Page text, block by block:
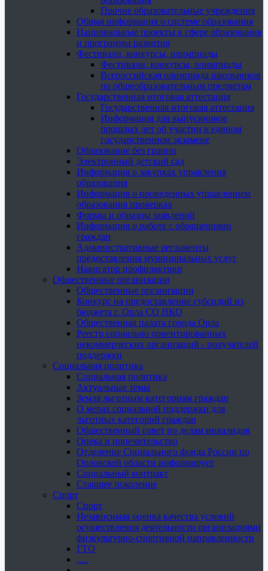
Прочие образовательные учреждения
Общая информация о системе образования
Национальные проекты в сфере образования
и программы развития
Фестивали, конкурсы, олимпиады
Фестивали, конкурсы, олимпиады
Всероссийская олимпиада школьников
по общеобразовательным предметам
Государственная итоговая аттестация
Государственная итоговая аттестация
Информация для выпускников
прошлых лет об участии в едином
государственном экзамене
Образование без границ
Электронный детский сад
Информация о закупках управления
образования
Информация о проведенных управлением
образования проверках
Формы и образцы заявлений
Информация о работе с обращениями
граждан
Административные регламенты
предоставления муниципальных услуг
Навигатор профилактики
Общественные организации
Общественные организации
Конкурс на предоставление субсидий из
бюджета г. Орла СО НКО
Общественная палата города Орла
Реестр социально ориентированных
некоммерческих организаций - получателей
поддержки
Социальная политика
Социальная политика
Актуальные темы
Земля льготным категориям граждан
О мерах социальной поддержки для
льготных категорий граждан
Общественный совет по делам инвалидов
Опека и попечительство
Отделение Социального фонда России по
Орловской области информирует
Социальный контракт
Старшее поколение
Спорт
Спорт
Независимая оценка качества условий
осуществления деятельности организациями
физкультурно-спортивной направленности
ГТО
.....